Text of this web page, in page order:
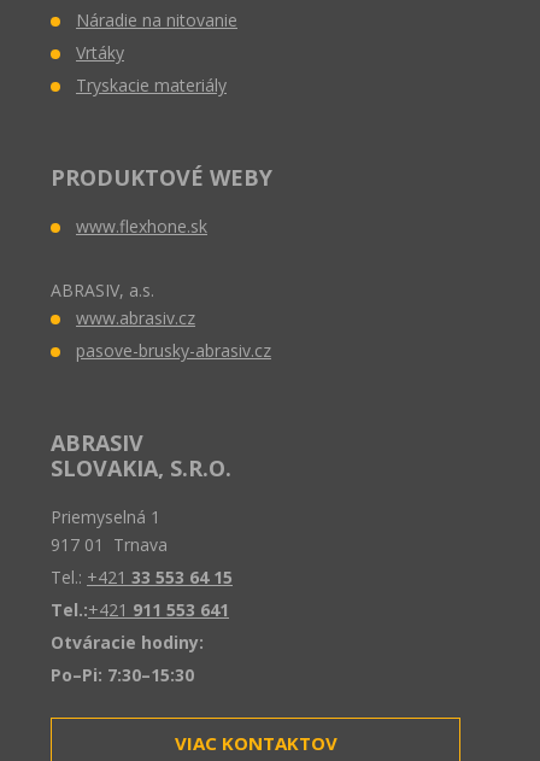
Náradie na nitovanie
Vrtáky
Tryskacie materiály
PRODUKTOVÉ WEBY
www.flexhone.sk
ABRASIV, a.s.
www.abrasiv.cz
pasove-brusky-abrasiv.cz
ABRASIV
SLOVAKIA, S.R.O.
Priemyselná 1
917 01 Trnava
Tel.: +421 33 553 64 15
Tel.:+421 911 553 641
Otváracie hodiny:
Po–Pi: 7:30–15:30
VIAC KONTAKTOV